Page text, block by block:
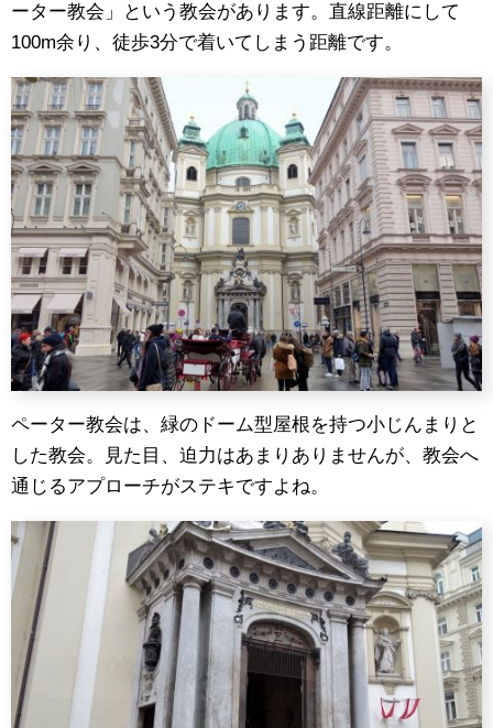
ーター教会」という教会があります。直線距離にして
100m余り、徒歩3分で着いてしまう距離です。
ペーター教会は、緑のドーム型屋根を持つ小じんまりと
した教会。見た目、迫力はあまりありませんが、教会へ
通じるアプローチがステキですよね。